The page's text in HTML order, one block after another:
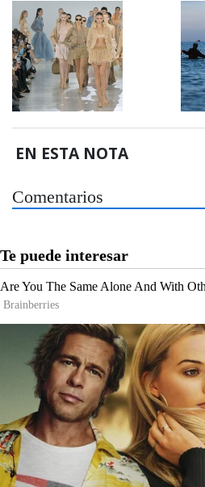
EN ESTA NOTA
Comentarios